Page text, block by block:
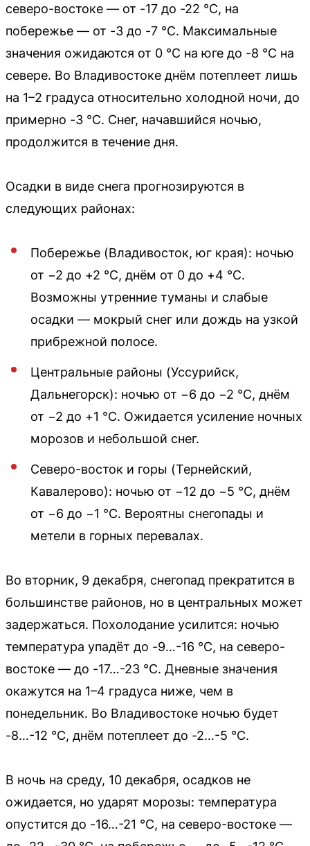
северо-востоке — от -17 до -22 °C, на
побережье — от -3 до -7 °C. Максимальные
значения ожидаются от 0 °C на юге до -8 °C на
севере. Во Владивостоке днём потеплеет лишь
на 1–2 градуса относительно холодной ночи, до
примерно -3 °C. Снег, начавшийся ночью,
продолжится в течение дня.
Осадки в виде снега прогнозируются в
следующих районах:
Побережье (Владивосток, юг края): ночью
от −2 до +2 °C, днём от 0 до +4 °C.
Возможны утренние туманы и слабые
осадки — мокрый снег или дождь на узкой
прибрежной полосе.
Центральные районы (Уссурийск,
Дальнегорск): ночью от −6 до −2 °C, днём
от −2 до +1 °C. Ожидается усиление ночных
морозов и небольшой снег.
Северо-восток и горы (Тернейский,
Кавалерово): ночью от −12 до −5 °C, днём
от −6 до −1 °C. Вероятны снегопады и
метели в горных перевалах.
Во вторник, 9 декабря, снегопад прекратится в
большинстве районов, но в центральных может
задержаться. Похолодание усилится: ночью
температура упадёт до -9…-16 °C, на северо-
востоке — до -17…-23 °C. Дневные значения
окажутся на 1–4 градуса ниже, чем в
понедельник. Во Владивостоке ночью будет
-8…-12 °C, днём потеплеет до -2…-5 °C.
В ночь на среду, 10 декабря, осадков не
ожидается, но ударят морозы: температура
опустится до -16…-21 °C, на северо-востоке —